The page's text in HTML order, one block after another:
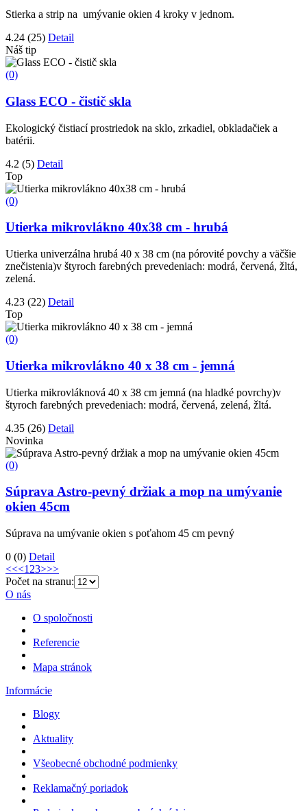
Stierka a strip na umývanie okien 4 kroky v jednom.
4.24 (25) Detail
Náš tip
(0)
Glass ECO - čistič skla
Ekologický čistiací prostriedok na sklo, zrkadiel, obkladačiek a
batérii.
4.2 (5) Detail
Top
(0)
Utierka mikrovlákno 40x38 cm - hrubá
Utierka univerzálna hrubá 40 x 38 cm (na pórovité povchy a väčšie
znečistenia)v štyroch farebných prevedeniach: modrá, červená, žltá,
zelená.
4.23 (22) Detail
Top
(0)
Utierka mikrovlákno 40 x 38 cm - jemná
Utierka mikrovláknová 40 x 38 cm jemná (na hladké povrchy)v
štyroch farebných prevedeniach: modrá, červená, zelená, žltá.
4.35 (26) Detail
Novinka
(0)
Súprava Astro-pevný držiak a mop na umývanie
okien 45cm
Súprava na umývanie okien s poťahom 45 cm pevný
0 (0) Detail
<<<1 23>>>
Počet na stranu:
O nás
O spoločnosti
Referencie
Mapa stránok
Informácie
Blogy
Aktuality
Všeobecné obchodné podmienky
Reklamačný poriadok